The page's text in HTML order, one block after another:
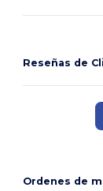
Reseñas de
Ordenes de